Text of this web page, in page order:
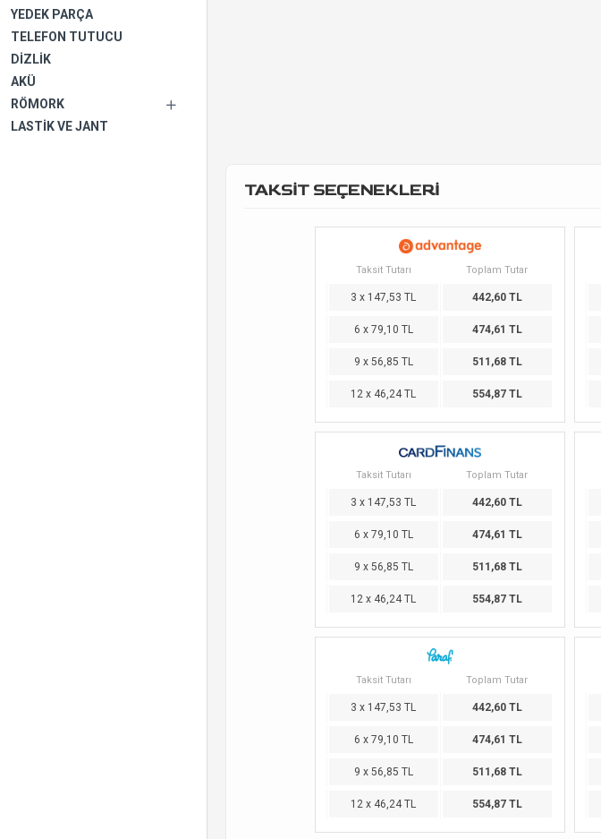
YEDEK PARÇA
TELEFON TUTUCU
DIZLIK
AKÜ
RÖMORK
LASTIK VE JANT
TAKSİT SEÇENEKLERİ
Taksit Tutarı Toplam Tutar
3 x 147,53 TL 442,60 TL
6 x 79,10 TL 474,61 TL
9 x 56,85 TL 511,68 TL
12 x 46,24 TL 554,87 TL
Taksit Tutarı Toplam Tutar
3 x 147,53 TL 442,60 TL
6 x 79,10 TL 474,61 TL
9 x 56,85 TL 511,68 TL
12 x 46,24 TL 554,87 TL
Taksit Tutarı Toplam Tutar
3 x 147,53 TL 442,60 TL
6 x 79,10 TL 474,61 TL
9 x 56,85 TL 511,68 TL
12 x 46,24 TL 554,87 TL